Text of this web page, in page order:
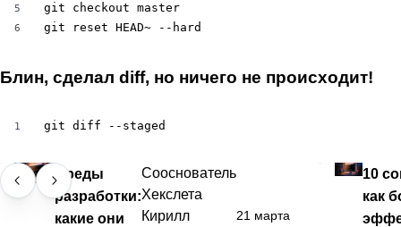
5
6
git checkout master
git reset HEAD~ --hard
Блин, сделал diff, но ничего не происходит!
1 git diff --staged
Среды
разработки:
какие они
Сооснователь
Хекслета
Кирилл
21 марта
10
как